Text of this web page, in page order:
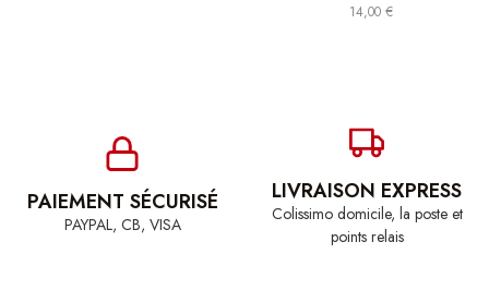
14,00 €
PAIEMENT SÉCURISÉ
PAYPAL, CB, VISA
LIVRAISON EXPRESS
Colissimo domicile, la poste et
points relais